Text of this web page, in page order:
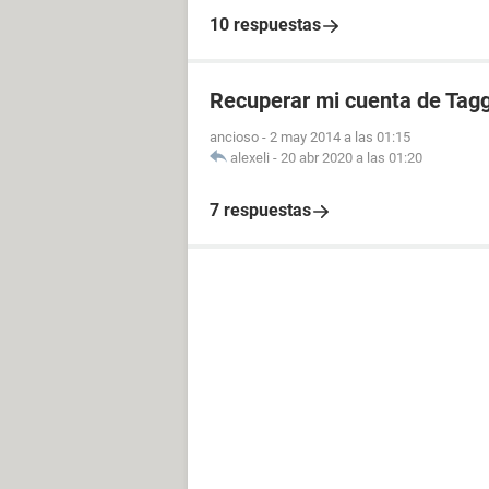
10 respuestas
Recuperar mi cuenta de
ancioso - 2 may 2014 a las 01:15
alexeli - 20 abr 2020 a las 01:20
7 respuestas